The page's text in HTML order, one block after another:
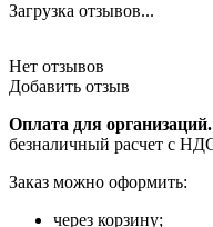
Загрузка отзывов...
Нет отзывов
Добавить отзыв
Оплата для организаций.
безналичный расчет с
Заказ можно оформить:
через корзину;